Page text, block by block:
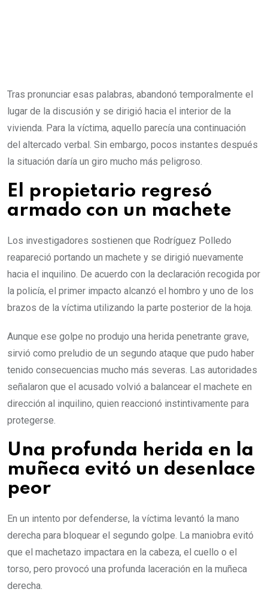
Tras pronunciar esas palabras, abandonó temporalmente el
lugar de la discusión y se dirigió hacia el interior de la
vivienda. Para la víctima, aquello parecía una continuación
del altercado verbal. Sin embargo, pocos instantes después
la situación daría un giro mucho más peligroso.
El propietario regresó
armado con un machete
Los investigadores sostienen que Rodríguez Polledo
reapareció portando un machete y se dirigió nuevamente
hacia el inquilino. De acuerdo con la declaración recogida por
la policía, el primer impacto alcanzó el hombro y uno de los
brazos de la víctima utilizando la parte posterior de la hoja.
Aunque ese golpe no produjo una herida penetrante grave,
sirvió como preludio de un segundo ataque que pudo haber
tenido consecuencias mucho más severas. Las autoridades
señalaron que el acusado volvió a balancear el machete en
dirección al inquilino, quien reaccionó instintivamente para
protegerse.
Una profunda herida en la
muñeca evitó un desenlace
peor
En un intento por defenderse, la víctima levantó la mano
derecha para bloquear el segundo golpe. La maniobra evitó
que el machetazo impactara en la cabeza, el cuello o el
torso, pero provocó una profunda laceración en la muñeca
derecha.